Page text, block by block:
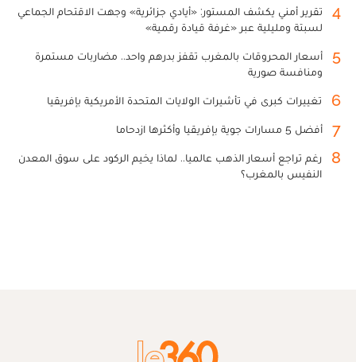
4
تقرير أمني يكشف المستور: «أيادي جزائرية» وجهت الاقتحام الجماعي
لسبتة ومليلية عبر «غرفة قيادة رقمية»
5
أسعار المحروقات بالمغرب تقفز بدرهم واحد.. مضاربات مستمرة
ومنافسة صورية
6 تغييرات كبرى في تأشيرات الولايات المتحدة الأمريكية بإفريقيا
7 أفضل 5 مسارات جوية بإفريقيا وأكثرها ازدحاما
8
رغم تراجع أسعار الذهب عالميا.. لماذا يخيم الركود على سوق المعدن
النفيس بالمغرب؟